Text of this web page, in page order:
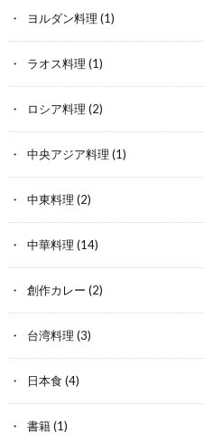
ヨルダン料理 (1)
ラオス料理 (1)
ロシア料理 (2)
中央アジア料理 (1)
中東料理 (2)
中華料理 (14)
創作カレー (2)
台湾料理 (3)
日本食 (4)
書籍(1)